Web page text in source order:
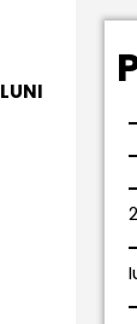
LUNI